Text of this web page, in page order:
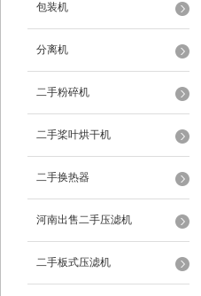
包装机
分离机
二手粉碎机
二手桨叶烘干机
二手换热器
河南出售二手压滤机
二手板式压滤机